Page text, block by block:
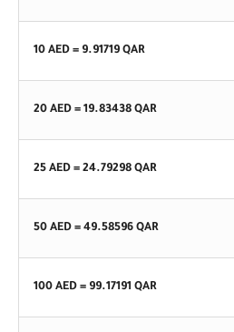
10 AED = 9.91719 QAR
20 AED = 19.83438 QAR
25 AED = 24.79298 QAR
50 AED = 49.58596 QAR
100 AED = 99.17191 QAR